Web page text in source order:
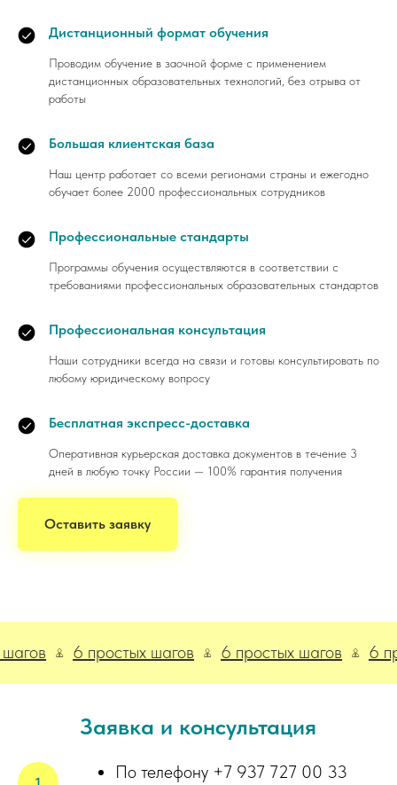
Дистанционный формат обучения
Проводим обучение в заочной форме с применением
дистанционных образовательных технологий, без отрыва от
работы
Большая клиентская база
Наш центр работает со всеми регионами страны и ежегодно
обучает более 2000 профессиональных сотрудников
Профессиональные стандарты
Программы обучения осуществляются в соответствии с
требованиями профессиональных образовательных стандартов
Профессиональная консультация
Наши сотрудники всегда на связи и готовы консультировать по
любому юридическому вопросу
Бесплатная экспресс-доставка
Оперативная курьерская доставка документов в течение 3
дней в любую точку России — 100% гарантия получения
Оставить заявку
6 простых шагов 6 простых шагов 6
Заявка и консультация
По телефону +7 937 727 00 33